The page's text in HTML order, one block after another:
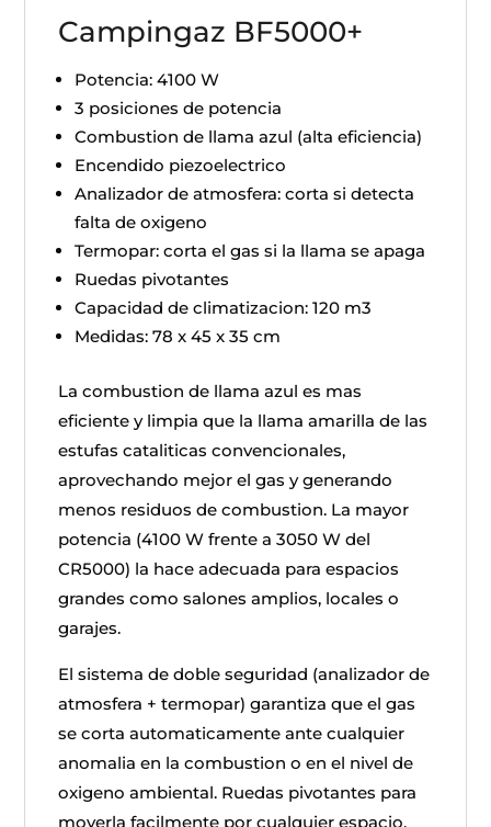
Campingaz BF5000+
Potencia: 4100 W
3 posiciones de potencia
Combustion de llama azul (alta eficiencia)
Encendido piezoelectrico
Analizador de atmosfera: corta si detecta
falta de oxigeno
Termopar: corta el gas si la llama se apaga
Ruedas pivotantes
Capacidad de climatizacion: 120 m3
Medidas: 78 x 45 x 35 cm
La combustion de llama azul es mas
eficiente y limpia que la llama amarilla de las
estufas cataliticas convencionales,
aprovechando mejor el gas y generando
menos residuos de combustion. La mayor
potencia (4100 W frente a 3050 W del
CR5000) la hace adecuada para espacios
grandes como salones amplios, locales o
garajes.
El sistema de doble seguridad (analizador de
atmosfera + termopar) garantiza que el gas
se corta automaticamente ante cualquier
anomalia en la combustion o en el nivel de
oxigeno ambiental. Ruedas pivotantes para
moverla facilmente por cualquier espacio.